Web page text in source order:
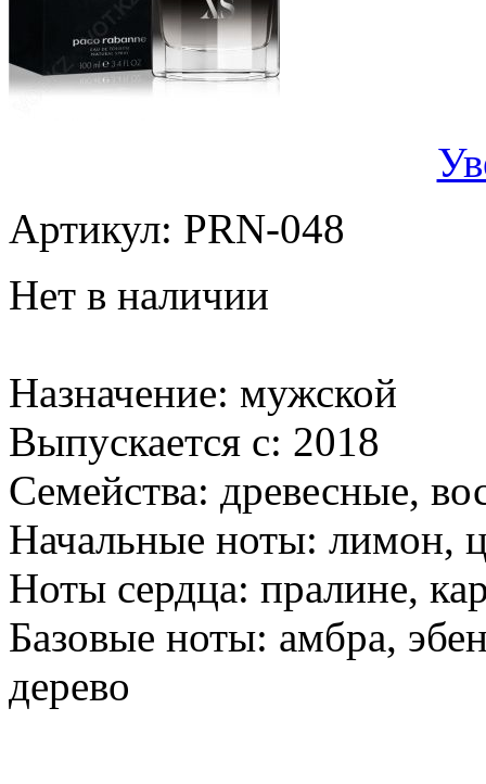
Артикул: PRN-048
Нет в наличии
Назначение: мужской
Выпускается с: 2018
Семейства: древесные,
Начальные ноты: лимон,
Ноты сердца: пралине,
Базовые ноты: амбра,
дерево